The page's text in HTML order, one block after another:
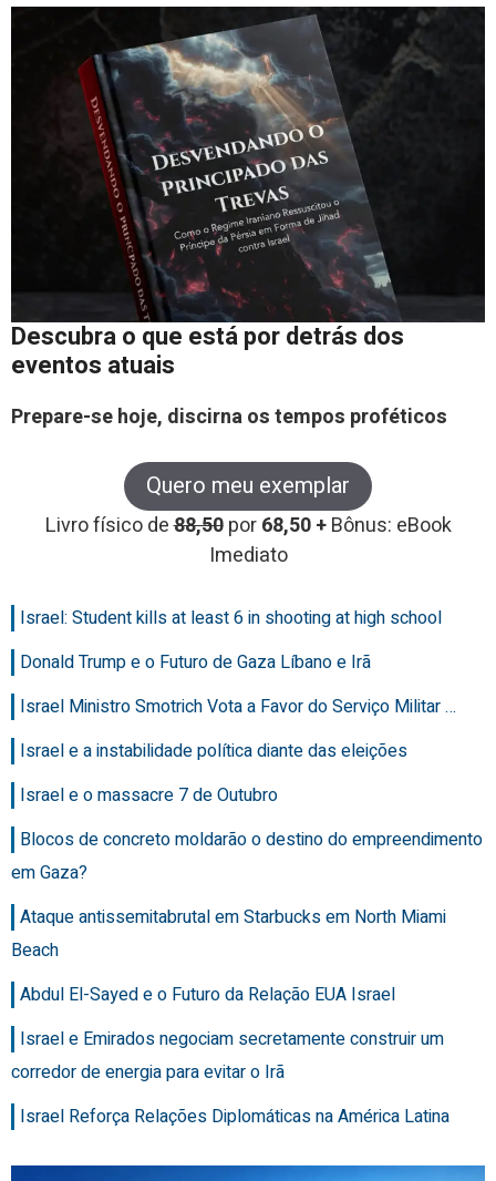
Descubra o que está por detrás dos
eventos atuais
Prepare-se hoje, discirna os tempos proféticos
Quero meu exemplar
Livro físico de88,50 por68,50 +Bônus: eBook
Imediato
Israel: Student kills at least 6 in shooting at high school
Donald Trump e o Futuro de Gaza Líbano e Irã
Israel Ministro Smotrich Vota a Favor do Serviço Militar …
Israel e a instabilidade política diante das eleições
Israel e o massacre 7 de Outubro
Blocos de concreto moldarão o destino do empreendimento
em Gaza?
Ataque antissemitabrutal em Starbucks em North Miami
Beach
Abdul El-Sayed e o Futuro da Relação EUA Israel
Israel e Emirados negociam secretamente construir um
corredor de energia para evitar o Irã
Israel Reforça Relações Diplomáticas na América Latina